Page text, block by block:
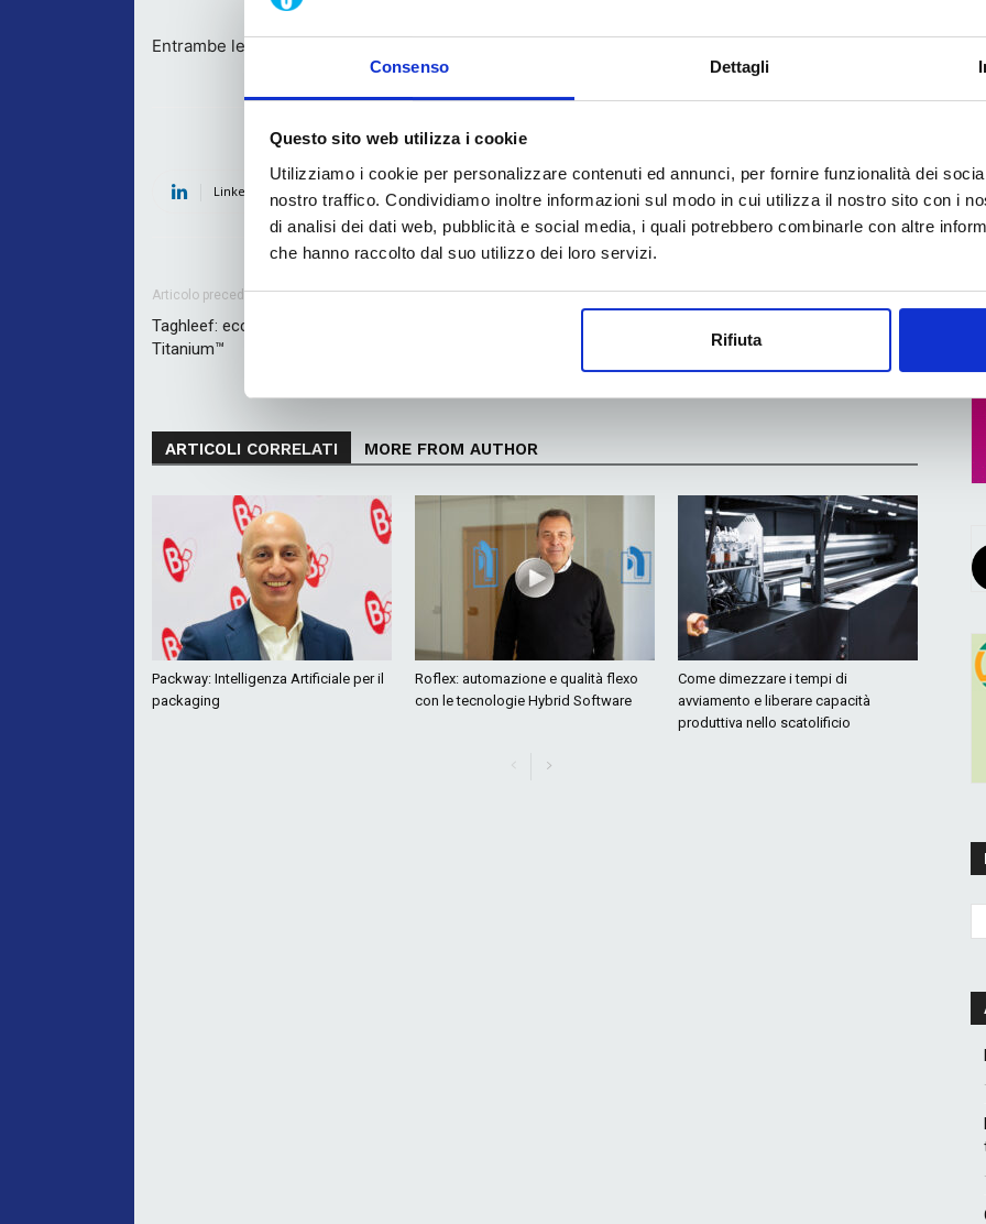
Consenso Dettagli
Questo sito web utilizza i cookie
Utilizziamo i cookie per personalizzare contenuti ed annunci, per fornire funzionalità dei
nostro traffico. Condividiamo inoltre informazioni sul modo in cui utilizza il nostro sito con i
di analisi dei dati web, pubblicità e social media, i quali potrebbero combinarle con altre
che hanno raccolto dal suo utilizzo dei loro servizi.
Rifiuta
Entrambe le parti hanno accettato di non rivelare alcun dettaglio finanziario.
Linkedin Twitter Facebook WhatsApp
Articolo precedente
Taghleef: ecco l’estensione della linea di prodotti
Titanium™
Prossimo articolo
dei clienti grazie alle lastre flessografiche
CleanPrint di Asahi Photoproducts
ARTICOLI CORRELATI MORE FROM AUTHOR
Packway: Intelligenza Artificiale per il
packaging
Roflex: automazione e qualità flexo
con le tecnologie Hybrid Software
Come dimezzare i tempi di
avviamento e liberare capacità
produttiva nello scatolificio